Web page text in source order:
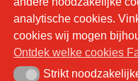
Levering
Privacy
Retourneren
analytische cookies.
cookies wij mogen
Ontdek welke cookies
Strikt noodzakelijke
Strikt